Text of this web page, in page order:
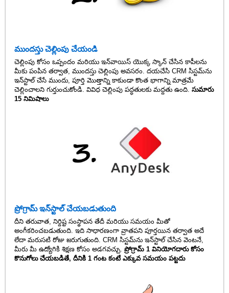
ముందస్తు చెల్లింపు చేయండి
చెల్లింపు కోసం ఒప్పందం మరియు ఇన్‌వాయిస్ యొక్క స్కాన్ చేసిన కాపీలను
మీకు పంపిన తర్వాత, ముందస్తు చెల్లింపు అవసరం. దయచేసి CRM సిస్టమ్‌ను
ఇన్‌స్టాల్ చేసే ముందు, పూర్తి మొత్తాన్ని కాకుండా కొంత భాగాన్ని మాత్రమే
చెల్లించాలని గుర్తుంచుకోండి. వివిధ చెల్లింపు పద్ధతులకు మద్దతు ఉంది.సుమారు
15 నిమిషాలు
ప్రోగ్రామ్ ఇన్‌స్టాల్ చేయబడుతుంది
దీని తరువాత, నిర్దిష్ట సంస్థాపన తేదీ మరియు సమయం మీతో
అంగీకరించబడుతుంది. ఇది సాధారణంగా వ్రాతపని పూర్తయిన తర్వాత అదే
లేదా మరుసటి రోజు జరుగుతుంది. CRM సిస్టమ్‌ను ఇన్‌స్టాల్ చేసిన వెంటనే,
మీరు మీ ఉద్యోగికి శిక్షణ కోసం అడగవచ్చు.ప్రోగ్రామ్ 1 వినియోగదారు కోసం
కొనుగోలు చేయబడితే, దీనికి 1 గంట కంటే ఎక్కువ సమయం పట్టదు